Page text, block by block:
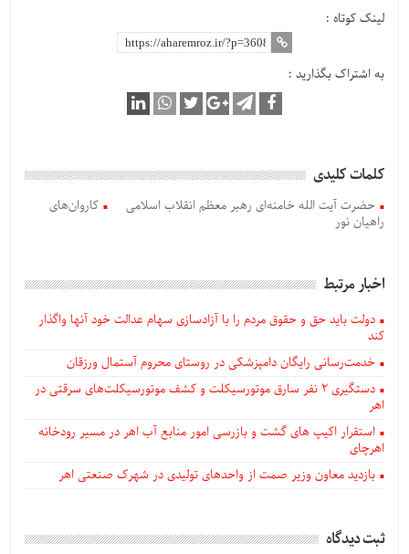
لینک کوتاه :
به اشتراک بگذارید :
کلمات کلیدی
حضرت آیت الله خامنه‌ای رهبر معظم انقلاب اسلامی
کاروان‌های
راهیان نور
اخبار مرتبط
دولت باید حق و حقوق مردم را با آزادسازی سهام عدالت خود آنها واگذار
کند
خدمت‌رسانی رایگان دامپزشکی در روستای محروم آستمال ورزقان
دستگيری ۲ نفر سارق موتورسیکلت و کشف موتورسیکلت‌های سرقتی در
اهر
استقرار اکیپ های گشت و بازرسی امور منابع آب اهر در مسیر رودخانه
اهرچای
بازدید معاون وزیر صمت از واحدهای تولیدی در شهرک صنعتی اهر
ثبت دیدگاه